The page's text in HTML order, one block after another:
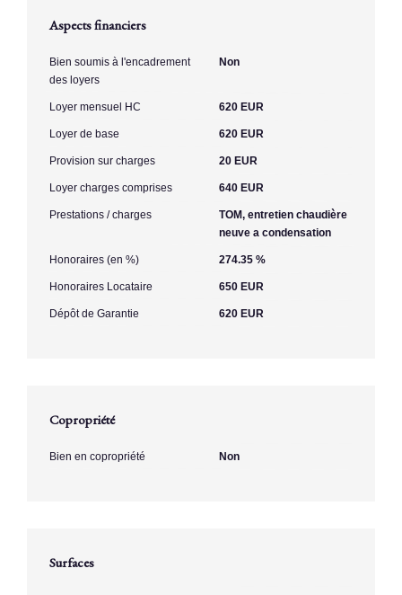
Aspects financiers
Bien soumis à l'encadrement
des loyers
Non
Loyer mensuel HC 620 EUR
Loyer de base 620 EUR
Provision sur charges 20 EUR
Loyer charges comprises 640 EUR
Prestations / charges
TOM, entretien chaudière
neuve a condensation
Honoraires (en %) 274.35 %
Honoraires Locataire 650 EUR
Dépôt de Garantie 620 EUR
Copropriété
Bien en copropriété Non
Surfaces